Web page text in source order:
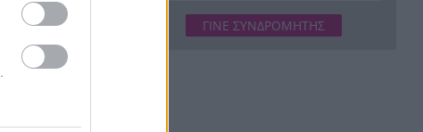
καταστροφικές πυρκαγιές
ΓΙΝΕ ΣΥΝΔΡΟΜΗΤΗΣ